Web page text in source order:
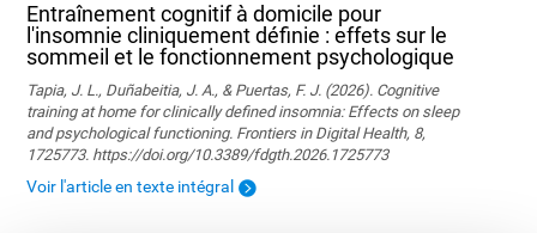
Entraînement cognitif à domicile pour
l'insomnie cliniquement définie : effets sur le
sommeil et le fonctionnement psychologique
Tapia, J. L., Duñabeitia, J. A., & Puertas, F. J. (2026). Cognitive
training at home for clinically defined insomnia: Effects on sleep
and psychological functioning. Frontiers in Digital Health, 8,
1725773. https://doi.org/10.3389/fdgth.2026.1725773
Voir l'article en texte intégral